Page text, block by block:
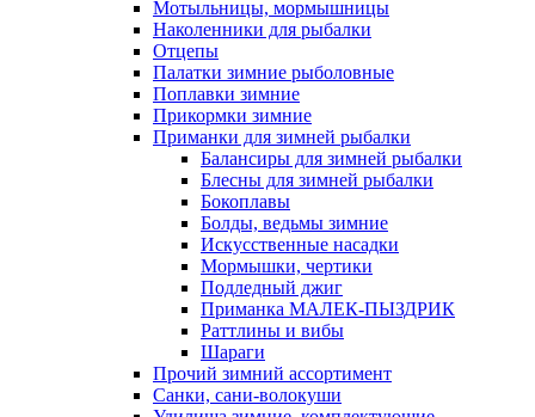
Мотыльницы, мормышницы
Наколенники для рыбалки
Отцепы
Палатки зимние рыболовные
Поплавки зимние
Прикормки зимние
Приманки для зимней рыбалки
Балансиры для зимней рыбалки
Блесны для зимней рыбалки
Бокоплавы
Болды, ведьмы зимние
Искусственные насадки
Мормышки, чертики
Подледный джиг
Приманка МАЛЕК-ПЫЗДРИК
Раттлины и вибы
Шараги
Прочий зимний ассортимент
Санки, сани-волокуши